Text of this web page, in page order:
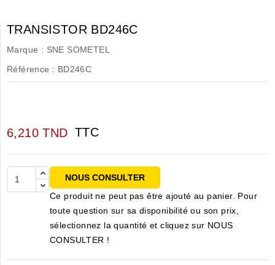
TRANSISTOR BD246C
Marque : SNE SOMETEL
Référence : BD246C
6,210 TND TTC
NOUS CONSULTER
Ce produit ne peut pas être ajouté au panier. Pour
toute question sur sa disponibilité ou son prix,
sélectionnez la quantité et cliquez sur NOUS
CONSULTER !